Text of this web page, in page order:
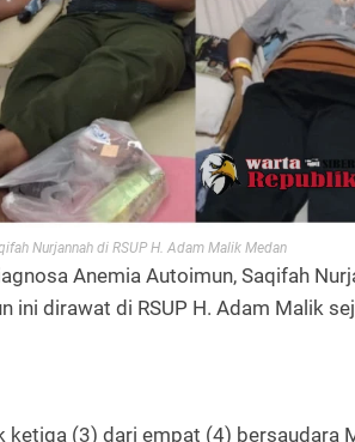
Nurjannah di RSUP H. Adam Malik Medan
Anemia Autoimun, Saqifah
ini dirawat di RSUP H. Adam Malik
ketiga (3) dari empat (4) bersaudara